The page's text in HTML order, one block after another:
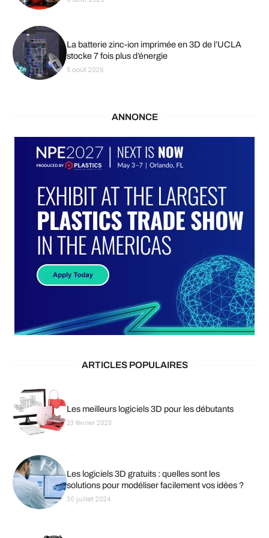
La batterie zinc-ion imprimée en 3D de l’UCLA
stocke 7 fois plus d’énergie
5 août 2026
ANNONCE
ARTICLES POPULAIRES
Les meilleurs logiciels 3D pour les débutants
23 février 2023
Les logiciels 3D gratuits : quelles sont les
solutions pour modéliser facilement vos idées ?
30 juillet 2024